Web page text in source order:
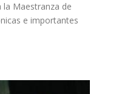
la Maestranza de
e importantes